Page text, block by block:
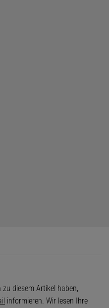
diesem Artikel haben,
informieren. Wir lesen Ihre